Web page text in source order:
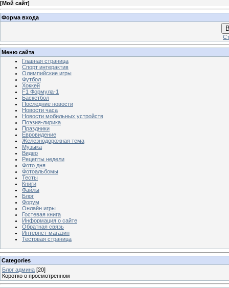
[Мой сайт]
Форма входа
Меню сайта
Главная страница
Спорт интерактив
Олимпийские игры
Футбол
Хоккей
F1 Формула-1
Баскетбол
Последние новости
Новости часа
Новости мобильных устройств
Поэзия-лирика
Праздники
Евровидение
Железнодорожная тема
Музыка
Видео
Рецепты недели
Фото дня
Фотоальбомы
Тесты
Книги
Файлы
Блог
Форум
Онлайн игры
Гостевая книга
Информация о сайте
Обратная связь
Интернет-магазин
Тестовая страница
Categories
Блог админа [20]
Коротко о просмотренном